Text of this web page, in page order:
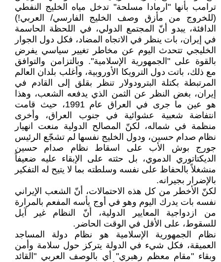
ترامب بأنها "ارمادا مسلحة" تدخل مياه الخليج النفطي
(للخروج من مأزق وصف الخليج الفارسي/ العربي!)
الدافئة، يبدو أنّ المجتمع الدولي، في اللحظة الحاسمة
في إيران، بات ينظر في الاتجاه المضاد، فكل دول الجوار
الخليجي تتحدث اليوم عن مخاطر تغيير سياسي يفرض
بالقوة على "الجمهورية الإسلامية". وبالتزامن والتوافق
مع ذلك، باتت دول الترويكا الأوروبية، وأغلب بلدان العالم
المرتبطة بكتلة البترودولار تنظر بقلق إلى القادم في
إيران، بغض النظر عن الثمن الذي يدفعه الشعب، وهذا
هو عين ما جرى في العراق عام 1991، حيث قامت
انتفاضة شعبية عشوائية في جنوب العراق، وأخرى
منظمة في شماله، لكنّ المصالح الدولية منعت انهيار
نظام صدام حسين، ودول الخليج نفسها لم تشجّع الرئيس
جورج بوش الأب على اسقاط نظام صدام حسين
الديكتاتوري الدموي، بل حثته على الإبقاء عليه ضعيفاً
منشغلاً بالحفاظ على نفسه وسلطته بما لا يتيح له التفكير
بالإضرار بجيرانه.
لكنّ الأخطر من كل هذه الاحتمالات، أنّ الشعب الإيراني
نفسه بات يدرك اليوم وهو في أوج يأسه المفعم بالمرارة
من ازدواجية المعايير الدولية، أنّ النظام غير آيل
للسقوط، على الأقل في الوقت الحاضر.
نظام الجمهورية الإسلامية هو نظام دولة المساجد
العميقة، فكل شيء في الدولة يتركز حول سلامة وأمن
وبقاء "مقام معظم رهبري" أي بالوصف العربي "القائد